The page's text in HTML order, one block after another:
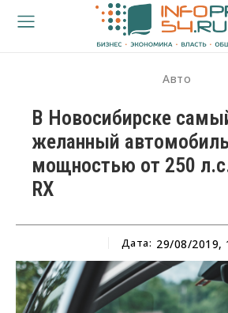
Авто
В Новосибирске
желанный
мощностью от 250
RX
Дата: 29/08/2019,